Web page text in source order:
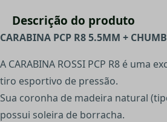
Descrição do produto
CARABINA PCP R8 5.5MM +
A CARABINA ROSSI PCP R8 é uma
tiro esportivo de pressão.
Sua coronha de madeira natural
possui soleira de borracha.